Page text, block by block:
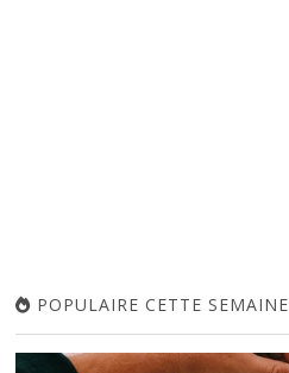
POPULAIRE CETTE SEMAINE